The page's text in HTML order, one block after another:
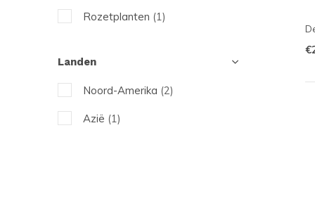
Rozetplanten (1)
Landen
Noord-Amerika (2)
Azië (1)